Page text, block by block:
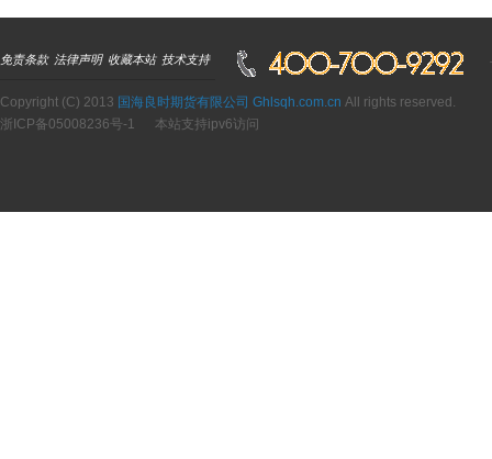
免责条款 法律声明 收藏本站 技术支持
Copyright (C) 2013 国海良时期货有限公司 Ghlsqh.com.cn All rights reserved.
浙ICP备05008236号-1 本站支持ipv6访问